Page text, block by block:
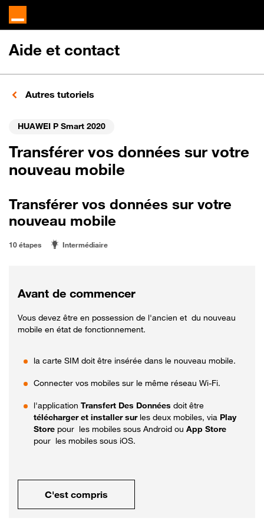
Aide et contact
Autres tutoriels
HUAWEI P Smart 2020
Transférer vos données sur votre
nouveau mobile
Transférer vos données sur votre
nouveau mobile
10 étapes Intermédiaire
Avant de commencer
Vous devez être en possession de l'ancien et du nouveau
mobile en état de fonctionnement.
la carte SIM doit être insérée dans le nouveau mobile.
Connecter vos mobiles sur le même réseau Wi-Fi.
l'application Transfert Des Données doit être
télécharger et installer sur les deux mobiles, via Play
Store pour les mobiles sous Android ou App Store
pour les mobiles sous iOS.
C'est compris